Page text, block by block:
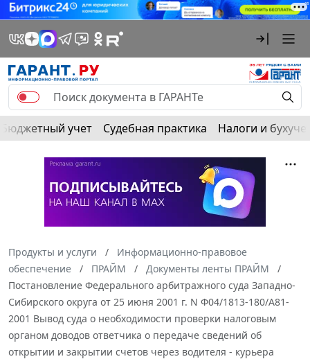
Бюджетный учет Судебная практика Налоги и
Продукты и услуги
Информационно-правовое
обеспечение
ПРАЙМ
Документы ленты ПРАЙМ
Постановление Федерального арбитражного суда Западно-
Сибирского округа от 25 июня 2001 г. N Ф04/1813-180/А81-
2001 Вывод суда о необходимости проверки налоговым
органом доводов ответчика о передаче сведений об
открытии и закрытии счетов через водителя - курьера